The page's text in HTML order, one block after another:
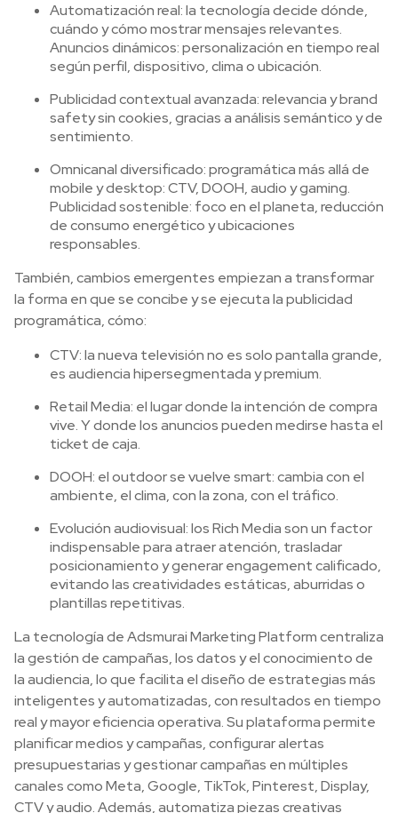
Automatización real: la tecnología decide dónde,
cuándo y cómo mostrar mensajes relevantes.
Anuncios dinámicos: personalización en tiempo real
según perfil, dispositivo, clima o ubicación.
Publicidad contextual avanzada: relevancia y brand
safety sin cookies, gracias a análisis semántico y de
sentimiento.
Omnicanal diversificado: programática más allá de
mobile y desktop: CTV, DOOH, audio y gaming.
Publicidad sostenible: foco en el planeta, reducción
de consumo energético y ubicaciones
responsables.
También, cambios emergentes empiezan a transformar
la forma en que se concibe y se ejecuta la publicidad
programática, cómo:
CTV: la nueva televisión no es solo pantalla grande,
es audiencia hipersegmentada y premium.
Retail Media: el lugar donde la intención de compra
vive. Y donde los anuncios pueden medirse hasta el
ticket de caja.
DOOH: el outdoor se vuelve smart: cambia con el
ambiente, el clima, con la zona, con el tráfico.
Evolución audiovisual: los Rich Media son un factor
indispensable para atraer atención, trasladar
posicionamiento y generar engagement calificado,
evitando las creatividades estáticas, aburridas o
plantillas repetitivas.
La tecnología de Adsmurai Marketing Platform centraliza
la gestión de campañas, los datos y el conocimiento de
la audiencia, lo que facilita el diseño de estrategias más
inteligentes y automatizadas, con resultados en tiempo
real y mayor eficiencia operativa. Su plataforma permite
planificar medios y campañas, configurar alertas
presupuestarias y gestionar campañas en múltiples
canales como Meta, Google, TikTok, Pinterest, Display,
CTV y audio. Además, automatiza piezas creativas